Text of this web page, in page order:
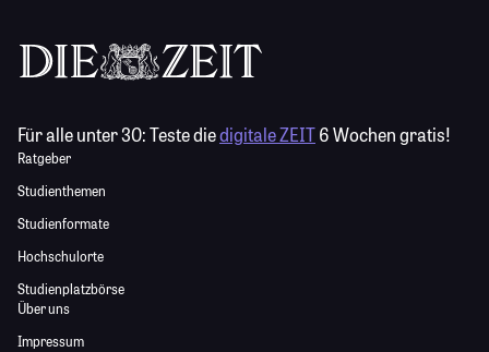
Für alle unter 30:Teste diedigitale ZEIT6 Wochen gratis!
Ratgeber
Studienthemen
Studienformate
Hochschulorte
Studienplatzbörse
Über uns
Impressum